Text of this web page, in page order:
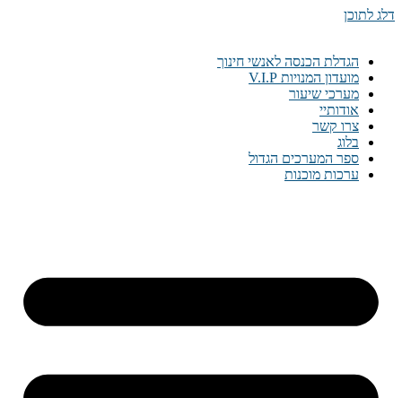
דלג לתוכן
הגדלת הכנסה לאנשי חינוך
מועדון המנויות V.I.P
מערכי שיעור
אודותיי
צרו קשר
בלוג
ספר המערכים הגדול
ערכות מוכנות